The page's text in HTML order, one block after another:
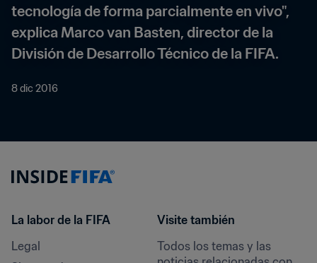
tecnología de forma parcialmente en vivo",
explica Marco van Basten, director de la
División de Desarrollo Técnico de la FIFA.
8 dic 2016
La labor de la FIFA
Legal
Visite también
Todos los temas y las